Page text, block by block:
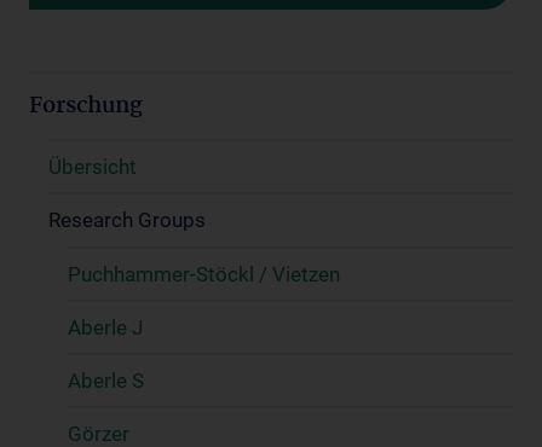
Forschung
Übersicht
Research Groups
Puchhammer-Stöckl / Vietzen
Aberle J
Aberle S
Görzer